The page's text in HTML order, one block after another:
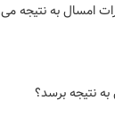
امسال به نتیجه
نتیجه برسد؟